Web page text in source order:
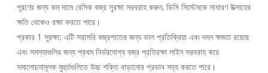
পূরণের জন্য কম দামে বেসিক বজ্র সুরক্ষা সরবরাহ করুন, ডিসি সিস্টেমকে সাধারণ উত্সাহের
ক্ষতি থেকেও রক্ষা করতে পারে।
প্রকার 1 সুরক্ষা: এটি সরাসরি বজ্রপাতের জন্য ভাল প্রতিক্রিয়া এবং দমন ক্ষমতা রয়েছে
এবং সমস্যাগুলির জন্য প্রথম নির্ভরযোগ্য বজ্র প্রতিরক্ষা লাইন সরবরাহ করে
সমালোচনামূলক মুহুর্তগুলিতে উচ্চ শক্তি বাড়ানোর প্রভাব সহ্য করতে পারে।